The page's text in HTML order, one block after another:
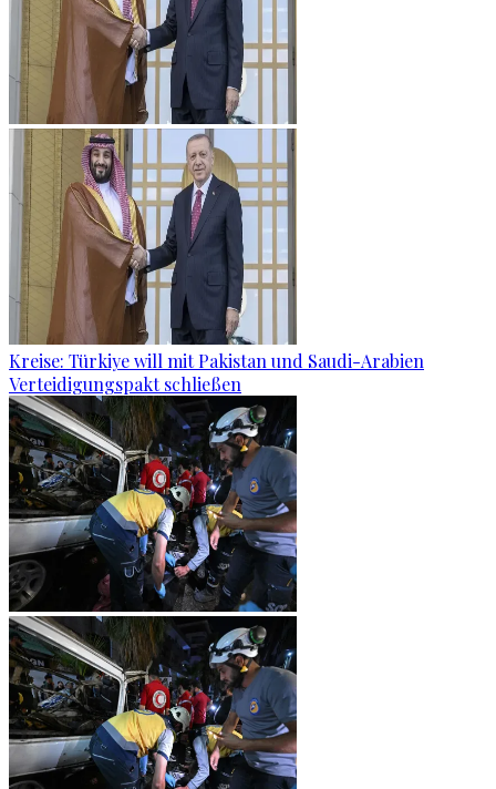
Kreise: Türkiye will mit Pakistan und Saudi-Arabien
Verteidigungspakt schließen